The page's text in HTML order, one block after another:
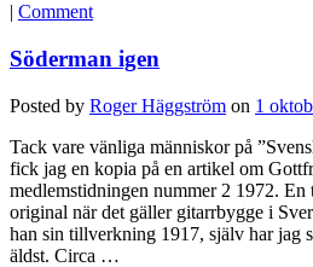
| Comment
Söderman igen
Posted by Roger Häggström on 1
Tack vare vänliga människor på
fick jag en kopia på en artikel om
medlemstidningen nummer 2 1972.
original när det gäller gitarrbygge i
han sin tillverkning 1917, själv har jag
äldst. Circa …